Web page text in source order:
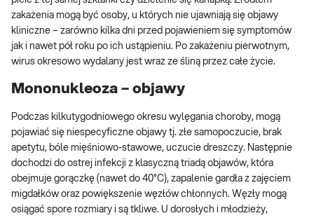
zakażenia mogą być osoby, u których nie ujawniają się objawy
kliniczne – zarówno kilka dni przed pojawieniem się symptomów
jak i nawet pół roku po ich ustąpieniu. Po zakażeniu pierwotnym,
wirus okresowo wydalany jest wraz ze śliną przez całe życie.
Mononukleoza – objawy
Podczas kilkutygodniowego okresu wylęgania choroby, mogą
pojawiać się niespecyficzne objawy tj. złe samopoczucie, brak
apetytu, bóle mięśniowo-stawowe, uczucie dreszczy. Następnie
dochodzi do ostrej infekcji z klasyczną triadą objawów, która
obejmuje gorączkę (nawet do 40°C), zapalenie gardła z zajęciem
migdałków oraz powiększenie węzłów chłonnych. Węzły mogą
osiągać spore rozmiary i są tkliwe. U dorosłych i młodzieży,